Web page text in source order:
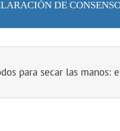
DE
para secar las